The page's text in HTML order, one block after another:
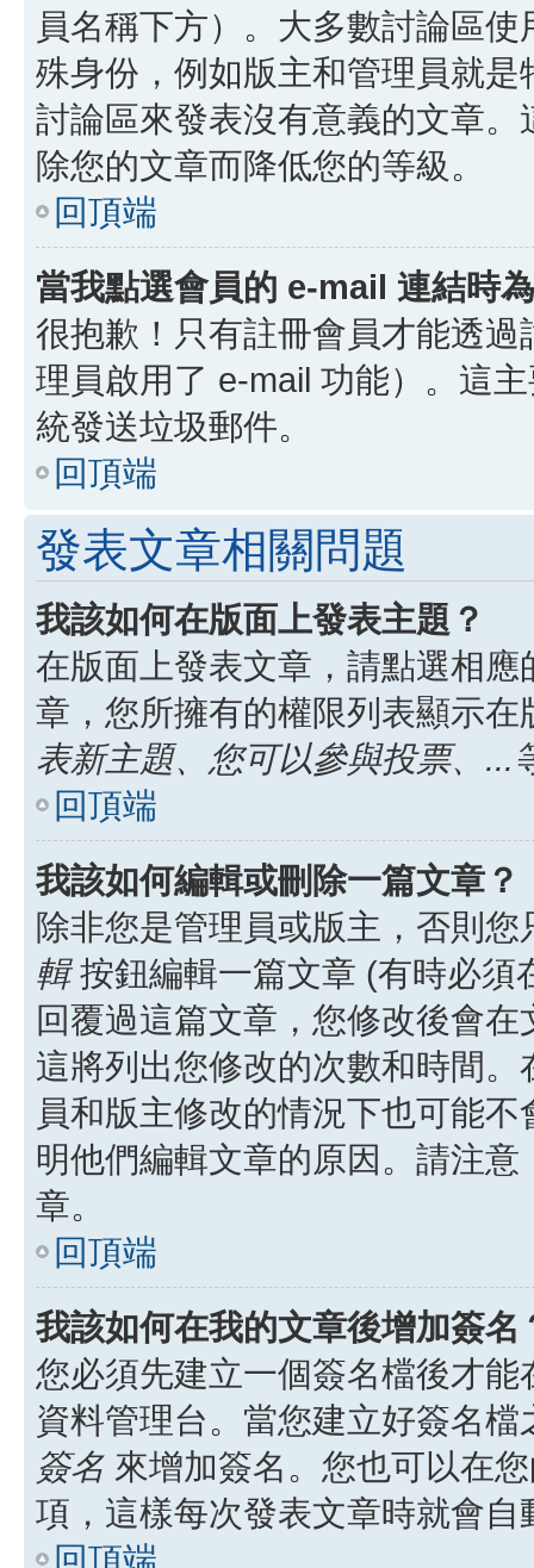
員名稱下方）。大多數討論區
殊身份，例如版主和管理員就
討論區來發表沒有意義的文章
除您的文章而降低您的等級。
回頂端
當我點選會員的 e-mail 連結時
很抱歉！只有註冊會員才能透
理員啟用了 e-mail 功能）。這
統發送垃圾郵件。
回頂端
發表文章相關問題
我該如何在版面上發表主題？
在版面上發表文章，請點選相
章，您所擁有的權限列表顯示
表新主題、您可以參與投票、...
回頂端
我該如何編輯或刪除一篇文章？
除非您是管理員或版主，否則
輯按鈕編輯一篇文章 (有時必須
回覆過這篇文章，您修改後會
這將列出您修改的次數和時間
員和版主修改的情況下也可能
明他們編輯文章的原因。請注
章。
回頂端
我該如何在我的文章後增加簽名
您必須先建立一個簽名檔後才
資料管理台。當您建立好簽名
簽名 來增加簽名。您也可以在
項，這樣每次發表文章時就會自
回頂端